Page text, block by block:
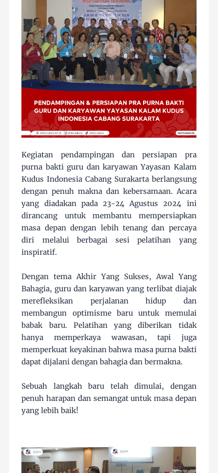
Kegiatan pendampingan dan persiapan pra
purna bakti guru dan karyawan Yayasan Kalam
Kudus Indonesia Cabang Surakarta berlangsung
dengan penuh makna dan kebersamaan. Acara
yang diadakan pada 23-24 Agustus 2024 ini
dirancang untuk membantu mempersiapkan
masa depan dengan lebih tenang dan percaya
diri melalui berbagai sesi pelatihan yang
inspiratif.
Dengan tema Akhir Yang Sukses, Awal Yang
Bahagia, guru dan karyawan yang terlibat diajak
merefleksikan perjalanan hidup dan
membangun optimisme baru untuk memulai
babak baru. Pelatihan yang diberikan tidak
hanya memperkaya wawasan, tapi juga
memperkuat keyakinan bahwa masa purna bakti
dapat dijalani dengan bahagia dan bermakna.
Sebuah langkah baru telah dimulai, dengan
penuh harapan dan semangat untuk masa depan
yang lebih baik!